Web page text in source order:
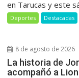
en Tarucas y este
Deportes Destacadas
8 de agosto de 2026
La historia de
acompañó a